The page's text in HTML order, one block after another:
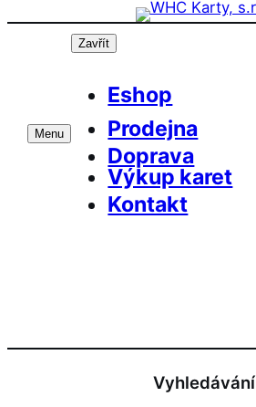
Přeskočit
Menu
Zavřít
Eshop
Prodejna
Doprava
Výkup karet
Kontakt
Vyhledávání